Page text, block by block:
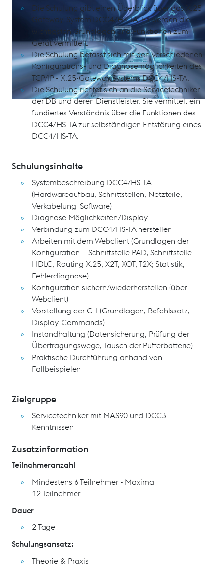
Die Schulung gibt einen Überblick über das X.25
Gateway-System DCC4/HS-TA. Es werden die
wichtigsten Grundlagen und Funktionen zum
Gerät vermittelt.
Die Schulung befasst sich mit den verschiedenen
Konfigurations- und Diagnosemöglichkeiten des
TCP/IP - X.25-Gateway Systems DCC4/HS-TA.
Die Schulung richtet sich an die Servicetechniker
der DB und deren Dienstleister. Sie vermittelt ein
fundiertes Verständnis über die Funktionen des
DCC4/HS-TA zur selbständigen Entstörung eines
DCC4/HS-TA.
Schulungsinhalte
Systembeschreibung DCC4/HS-TA
(Hardwareaufbau, Schnittstellen, Netzteile,
Verkabelung, Software)
Diagnose Möglichkeiten/Display
Verbindung zum DCC4/HS-TA herstellen
Arbeiten mit dem Webclient (Grundlagen der
Konfiguration – Schnittstelle PAD, Schnittstelle
HDLC, Routing X.25, X2T, XOT, T2X; Statistik,
Fehlerdiagnose)
Konfiguration sichern/wiederherstellen (über
Webclient)
Vorstellung der CLI (Grundlagen, Befehlssatz,
Display-Commands)
Instandhaltung (Datensicherung, Prüfung der
Übertragungswege, Tausch der Pufferbatterie)
Praktische Durchführung anhand von
Fallbeispielen
Zielgruppe
Servicetechniker mit MAS90 und DCC3
Kenntnissen
Zusatzinformation
Teilnahmeranzahl
Mindestens 6 Teilnehmer - Maximal
12 Teilnehmer
Dauer
2 Tage
Schulungsansatz:
Theorie & Praxis